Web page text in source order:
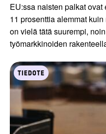
EU:ssa naisten palkat
11 prosenttia alemmat
on vielä tätä suurempi,
työmarkkinoiden
TIEDOTE